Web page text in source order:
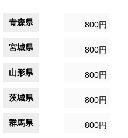
青森県 800円
宮城県 800円
山形県 800円
茨城県 800円
群馬県 800円